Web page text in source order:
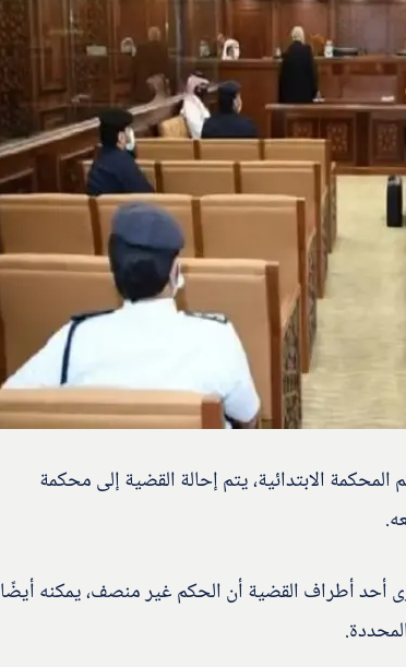
الابتدائية، يتم إحالة القضية إلى محكمة
أحد أطراف القضية أن الحكم غير منصف، يمكنه أيضًا